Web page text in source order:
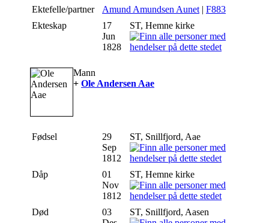
Ektefelle/partner Amund Amundsen Aunet| F883
Ekteskap
17
Jun
1828
ST, Hemne kirke
Mann
+ Ole Andersen Aae
Fødsel
29
Sep
1812
ST, Snillfjord, Aae
Dåp
01
Nov
1812
ST, Hemne kirke
Død
03
ST, Snillfjord, Aasen